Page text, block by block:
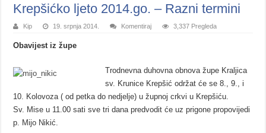
Krepšićko ljeto 2014.go. – Razni termini
Kip 19. srpnja 2014. Komentiraj 3,337 Pregleda
Obavijest iz župe
Trodnevna duhovna obnova župe Kraljica
sv. Krunice Krepšić održat će se 8., 9., i
10. Kolovoza ( od petka do nedjelje) u župnoj crkvi u Krepšiću.
Sv. Mise u 11.00 sati sve tri dana predvodit će uz prigone propovijedi
p. Mijo Nikić.